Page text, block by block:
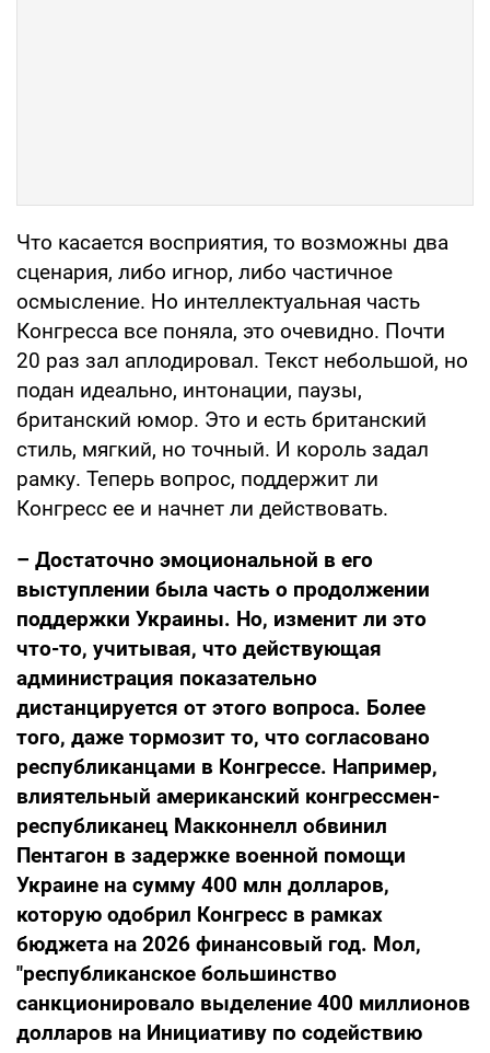
Что касается восприятия, то возможны два
сценария, либо игнор, либо частичное
осмысление. Но интеллектуальная часть
Конгресса все поняла, это очевидно. Почти
20 раз зал аплодировал. Текст небольшой, но
подан идеально, интонации, паузы,
британский юмор. Это и есть британский
стиль, мягкий, но точный. И король задал
рамку. Теперь вопрос, поддержит ли
Конгресс ее и начнет ли действовать.
– Достаточно эмоциональной в его
выступлении была часть о продолжении
поддержки Украины. Но, изменит ли это
что-то, учитывая, что действующая
администрация показательно
дистанцируется от этого вопроса. Более
того, даже тормозит то, что согласовано
республиканцами в Конгрессе. Например,
влиятельный американский конгрессмен-
республиканец Макконнелл обвинил
Пентагон в задержке военной помощи
Украине на сумму 400 млн долларов,
которую одобрил Конгресс в рамках
бюджета на 2026 финансовый год. Мол,
"республиканское большинство
санкционировало выделение 400 миллионов
долларов на Инициативу по содействию